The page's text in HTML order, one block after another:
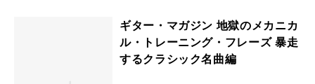
ギター・マガジン 地獄のメカニカ
ル・トレーニング・フレーズ 暴走
するクラシック名曲編